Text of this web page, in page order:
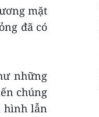
mặt
đã có
những
chúng
hình lẫn